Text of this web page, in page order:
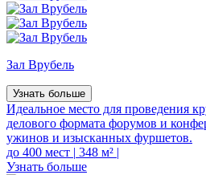
Зал Врубель
Узнать больше
Идеальное место для проведения
делового формата форумов и
ужинов и изысканных фуршетов.
до 400 мест | 348 м² |
Узнать больше